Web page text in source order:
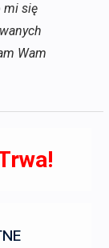
mi się
Wam